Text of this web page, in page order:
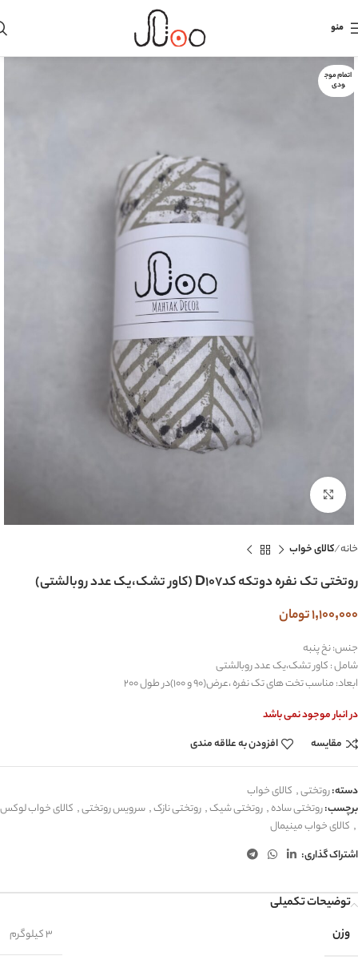
منو
اتمام موج
ودی
بزرگنمایی تصویر
خانه کالای خواب
روتختی تک نفره دوتکه کدD107 (کاور تشک،یک عدد روبالشتی)
1,100,000تومان
جنس: نخ پنبه
شامل : کاور تشک،یک عدد روبالشتی
ابعاد: مناسب تخت های تک نفره ،عرض(90 و 100)در طول 200
در انبار موجود نمی باشد
مقایسه
افزودن به علاقه مندی
دسته:روتختی, کالای خواب
برچسب:روتختی ساده, روتختی شیک, روتختی نازک, سرویس روتختی, کالای خواب لوکس
, کالای خواب مینیمال
اشتراک گذاری:
توضیحات تکمیلی
وزن
3 کیلوگرم